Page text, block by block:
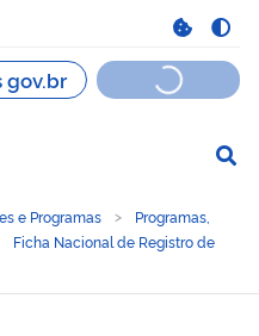
e Programas
Programas,
Ficha Nacional de Registro de